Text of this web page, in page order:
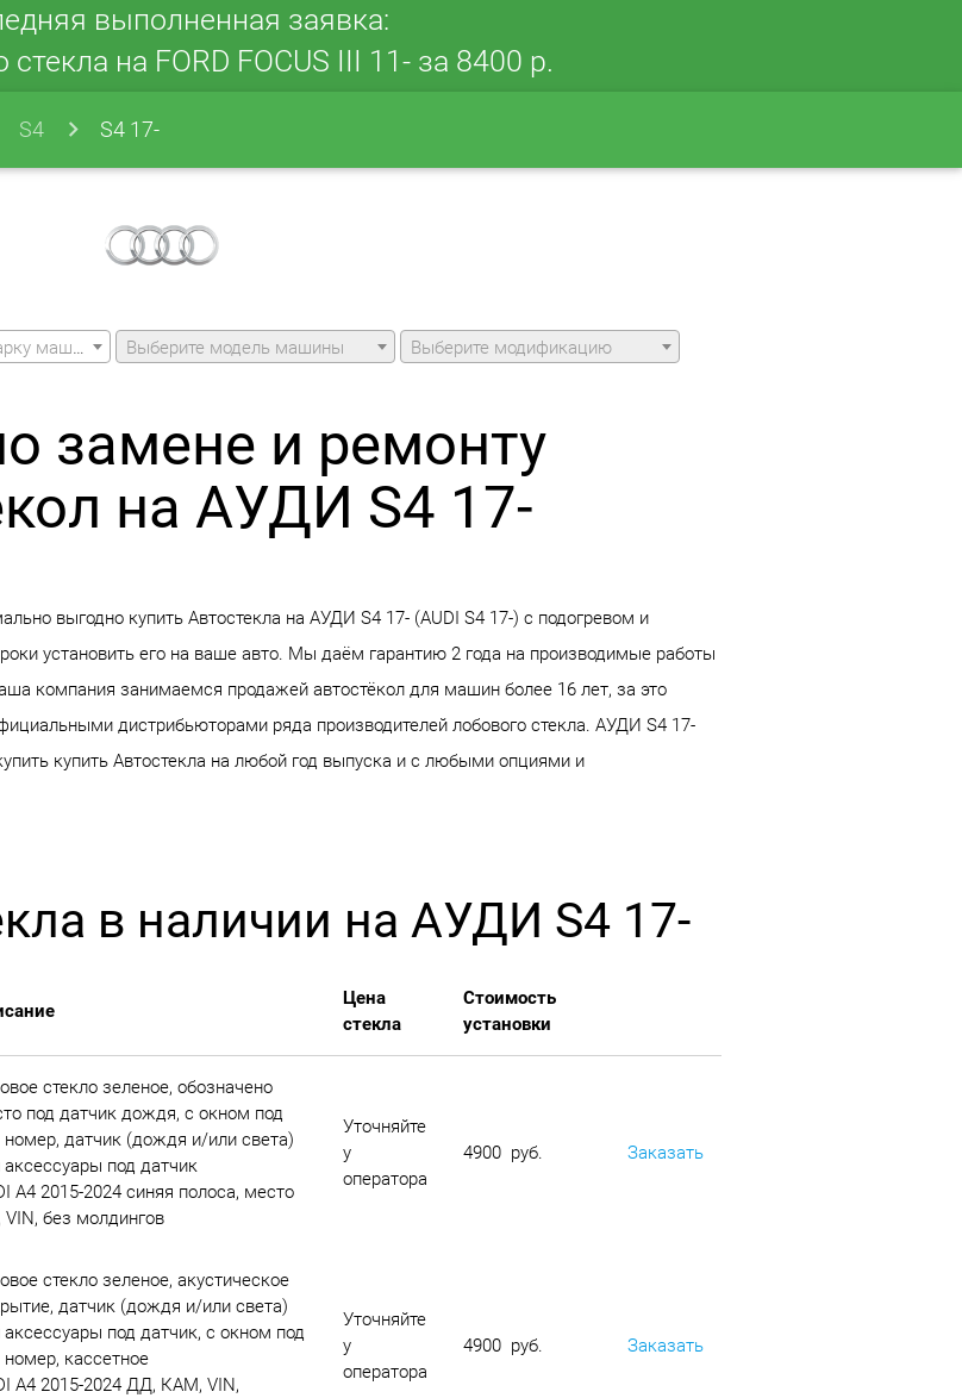
выполненная заявка:
на FORD FOCUS III 11- за 8400 р.
S4 S4 17-
Выберите марку машины Выберите модель машины Выберите модификацию
замене и ремонту
на АУДИ S4 17-
выгодно купить Автостекла на АУДИ S4 17- (AUDI S4 17-) с подогревом и
установить его на ваше авто. Мы даём гарантию 2 года на производимые работы
компания занимаемся продажей автостёкол для машин более 16 лет, за это
дистрибьюторами ряда производителей лобового стекла. АУДИ S4 17-
купить Автостекла на любой год выпуска и с любыми опциями и
в наличии на АУДИ S4 17-
Цена
стекла
Стоимость
установки
стекло зеленое, обозначено
под датчик дождя, с окном под
номер, датчик (дождя и/или света)
аксессуары под датчик
A4 2015-2024 синяя полоса, место
без молдингов
Уточняйте
у
оператора
4900 руб. Заказать
стекло зеленое, акустическое
датчик (дождя и/или света)
аксессуары под датчик, с окном под
номер, кассетное
A4 2015-2024 ДД, КАМ, VIN,
Уточняйте
у
оператора
4900 руб. Заказать